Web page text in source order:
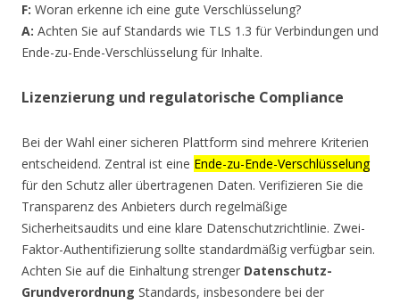
F: Woran erkenne ich eine gute Verschlüsselung?
A: Achten Sie auf Standards wie TLS 1.3 für Verbindungen und
Ende-zu-Ende-Verschlüsselung für Inhalte.
Lizenzierung und regulatorische Compliance
Bei der Wahl einer sicheren Plattform sind mehrere Kriterien
entscheidend. Zentral ist eine Ende-zu-Ende-Verschlüsselung
für den Schutz aller übertragenen Daten. Verifizieren Sie die
Transparenz des Anbieters durch regelmäßige
Sicherheitsaudits und eine klare Datenschutzrichtlinie. Zwei-
Faktor-Authentifizierung sollte standardmäßig verfügbar sein.
Achten Sie auf die Einhaltung strenger Datenschutz-
Grundverordnung Standards, insbesondere bei der